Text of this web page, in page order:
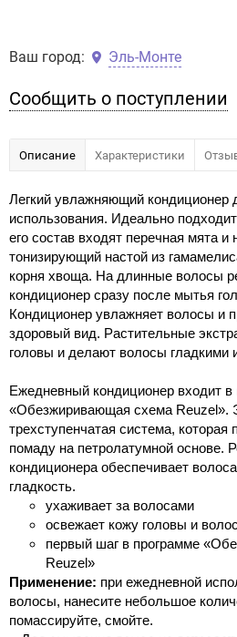
Ваш город: Эль-Монте
Сообщить о поступлении
Описание Характеристики
Легкий увлажняющий кондиционер
использования. Идеально
его состав входят перечная мята и
тонизирующий настой из
корня хвоща. На длинные волосы
кондиционер сразу после мытья
Кондиционер увлажняет волосы и
здоровый вид. Растительные
головы и делают волосы гладкими
Ежедневный кондиционер входит в
«Обезжиривающая схема Reuzel».
трехступенчатая система, которая
помаду на петролатумной основе.
кондиционера обеспечивает
гладкость.
ухаживает за волосами
освежает кожу головы и
первый шаг в программе
Reuzel»
Применение: при ежедневной
волосы, нанесите небольшое
помассируйте, смойте.